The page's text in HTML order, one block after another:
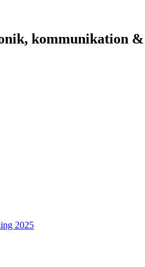
kommunikation
2025